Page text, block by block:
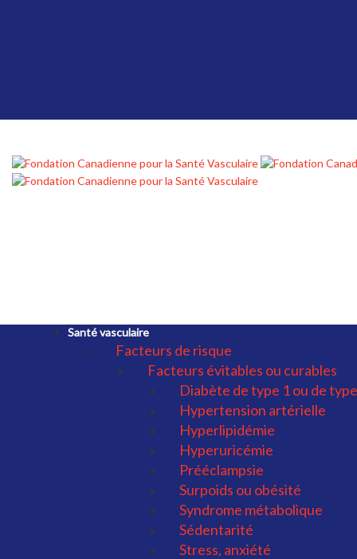
Santé vasculaire
Facteurs de risque
Facteurs évitables ou curables
Diabète de type 1 ou de
Hypertension artérielle
Hyperlipidémie
Hyperuricémie
Prééclampsie
Surpoids ou obésité
Syndrome métabolique
Sédentarité
Stress, anxiété